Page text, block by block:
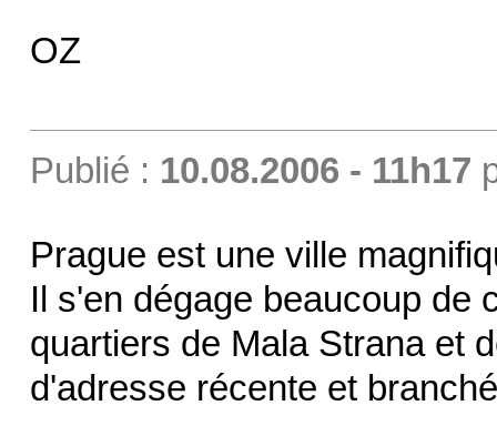
OZ
Publié : 10.08.2006 - 11h17
Prague est une ville
Il s'en dégage beaucoup de
quartiers de Mala Strana et
d'adresse récente et